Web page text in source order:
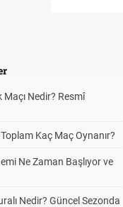
Maçı Nedir? Resmî
Kaç Maç Oynanır?
Ne Zaman Başlıyor ve
Nedir? Güncel Sezonda